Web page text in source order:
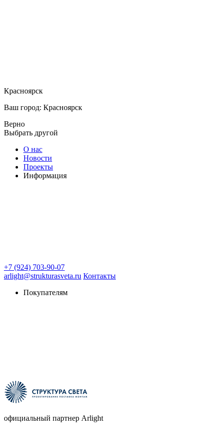
Красноярск
Ваш город: Красноярск
Верно
Выбрать другой
О нас
Новости
Проекты
Информация
+7 (924) 703-90-07
arlight@strukturasveta.ru Контакты
Покупателям
официальный партнер Arlight